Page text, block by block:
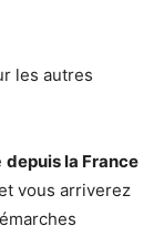
les autres
depuis la France
vous arriverez